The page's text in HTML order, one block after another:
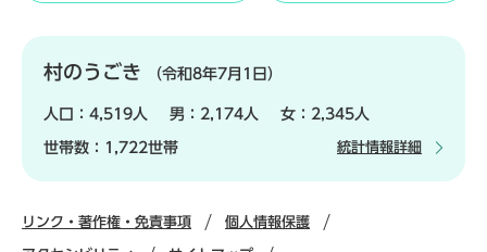
村のうごき （令和8年7月1日）
人口： 4,519人 男： 2,174人 女： 2,345人
世帯数： 1,722世帯 統計情報詳細
リンク・著作権・免責事項 個人情報保護